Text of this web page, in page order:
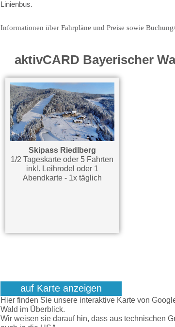
Linienbus.
Informationen über Fahrpläne und Preise sowie
aktivCARD Bayerischer
Skipass Riedlberg
1/2 Tageskarte oder 5 Fahrten
inkl. Leihrodel oder 1
Abendkarte - 1x täglich
auf Karte anzeigen
Hier finden Sie unsere interaktive Karte von
Wald im Überblick.
Wir weisen sie darauf hin, dass aus technischen